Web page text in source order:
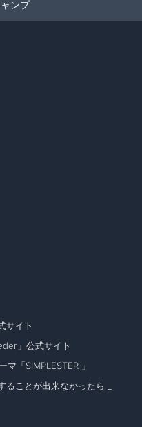
ンプ
サイト
」公式サイト
「SIMPLESTER 」
ことが出来なかったら _